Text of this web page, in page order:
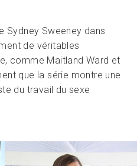
Sydney Sweeney dans
de véritables
comme Maitland Ward et
que la série montre une
du travail du sexe